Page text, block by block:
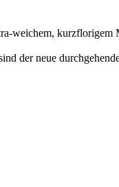
weichem,
der neue